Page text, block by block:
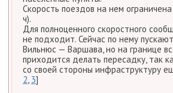
Скорость поездов на нем
ч).
Для полноценного скоростного
не подходит. Сейчас по нему
Вильнюс — Варшава, но на границе
приходится делать пересадку, так
со своей стороны инфраструктуру
2 3]